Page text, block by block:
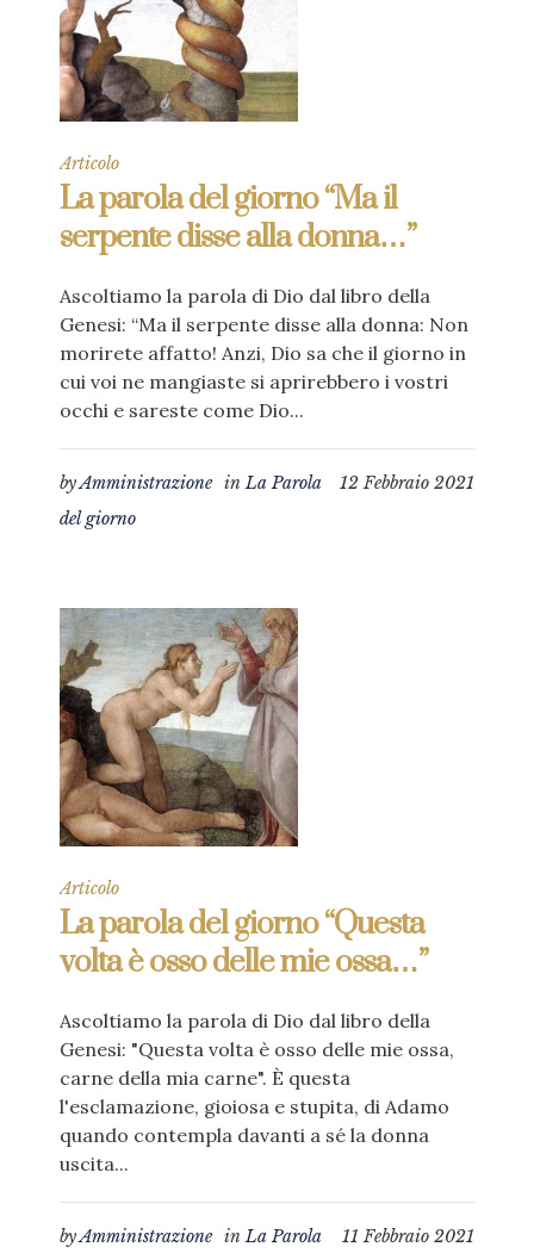
Articolo
La parola del giorno “Ma il
serpente disse alla donna…”
Ascoltiamo la parola di Dio dal libro della
Genesi: “Ma il serpente disse alla donna: Non
morirete affatto! Anzi, Dio sa che il giorno in
cui voi ne mangiaste si aprirebbero i vostri
occhi e sareste come Dio...
12 Febbraio 2021
byAmministrazione inLa Parola
del giorno
Articolo
La parola del giorno “Questa
volta è osso delle mie ossa…”
Ascoltiamo la parola di Dio dal libro della
Genesi: "Questa volta è osso delle mie ossa,
carne della mia carne". È questa
l'esclamazione, gioiosa e stupita, di Adamo
quando contempla davanti a sé la donna
uscita...
11 Febbraio 2021
byAmministrazione inLa Parola